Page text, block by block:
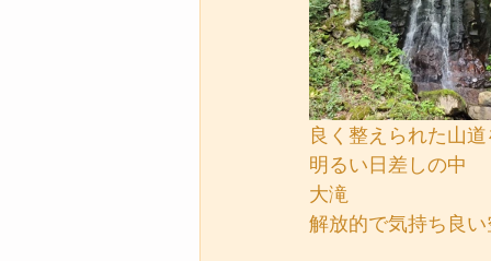
良く整えられた山
明るい日差しの中
大滝
解放的で気持ち良